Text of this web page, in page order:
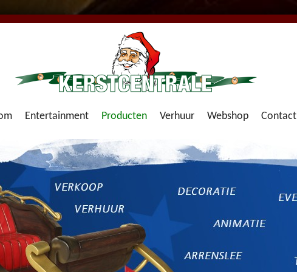
Entertainment Producten Verhuur Webshop Contact